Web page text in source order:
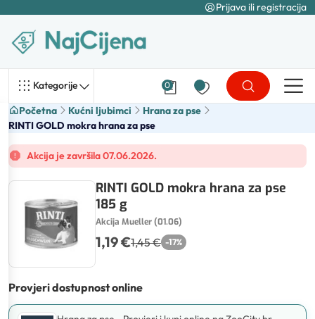
Prijava ili registracija
Kategorije 0
Početna Kućni ljubimci
Hrana za pse
RINTI GOLD mokra hrana za pse
Akcija je završila 07.06.2026.
RINTI GOLD mokra hrana za pse
185 g
Akcija Mueller (01.06)
1,19 €1,45 € -17%
Provjeri dostupnost online